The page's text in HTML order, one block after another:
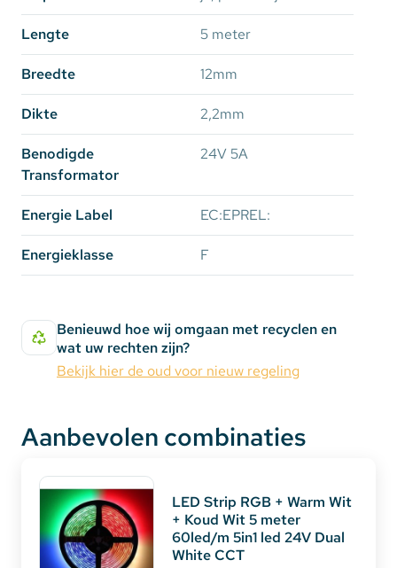
wij deMilight 8 zone afstandsbedieningaan met de
losse zone controllers
van Milight die geschikt zijn
een losse
die geschikt is voor een
vermogen van 150 Watt op 24 Volt.
Opties voor bescherming:
IP65: Spatwaterdicht en stootbestendig.
(Langdurig contact met vocht zorgt voor
defecten)
✔ RGB + CCT LEDstrip
✔ Kleurtemperatuur: 2800k ~ 6500k
✔ Lengte: 5 meter
✔ Voltage: 24 Volt
✔ Waterdichtheid: IP20 niet waterdicht of
spatwaterdicht IP65 (kies in het pull-down menu)
Lengte 5 meter
Breedte 12mm
Dikte 2,2mm
Benodigde
Transformator
24V 5A
Energie Label EC:EPREL:
Energieklasse F
Benieuwd hoe wij omgaan met recyclen en
wat uw rechten zijn?
Bekijk hier de oud voor nieuw regeling
Aanbevolen combinaties
LED Strip RGB + Warm Wit
+ Koud Wit 5 meter
60led/m 5in1 led 24V Dual
White CCT